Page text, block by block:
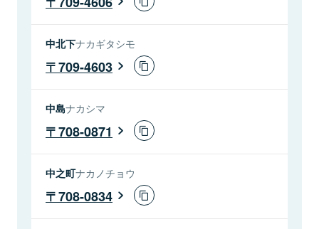
中北下ナカギタシモ
709-4603
中島ナカシマ
708-0871
中之町ナカノチョウ
708-0834